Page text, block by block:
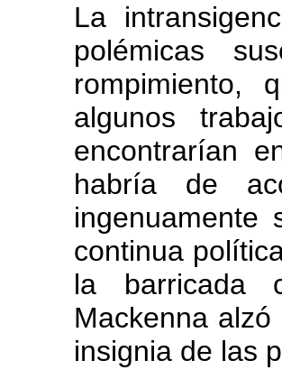
La
polémicas
rompimiento,
algunos
encontrarían
habría de
ingenuamente
continua
la barricada
Mackenna
insignia de las